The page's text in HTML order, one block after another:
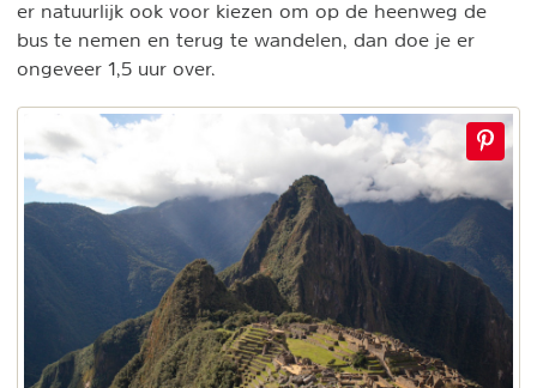
er natuurlijk ook voor kiezen om op de heenweg de
bus te nemen en terug te wandelen, dan doe je er
ongeveer 1,5 uur over.